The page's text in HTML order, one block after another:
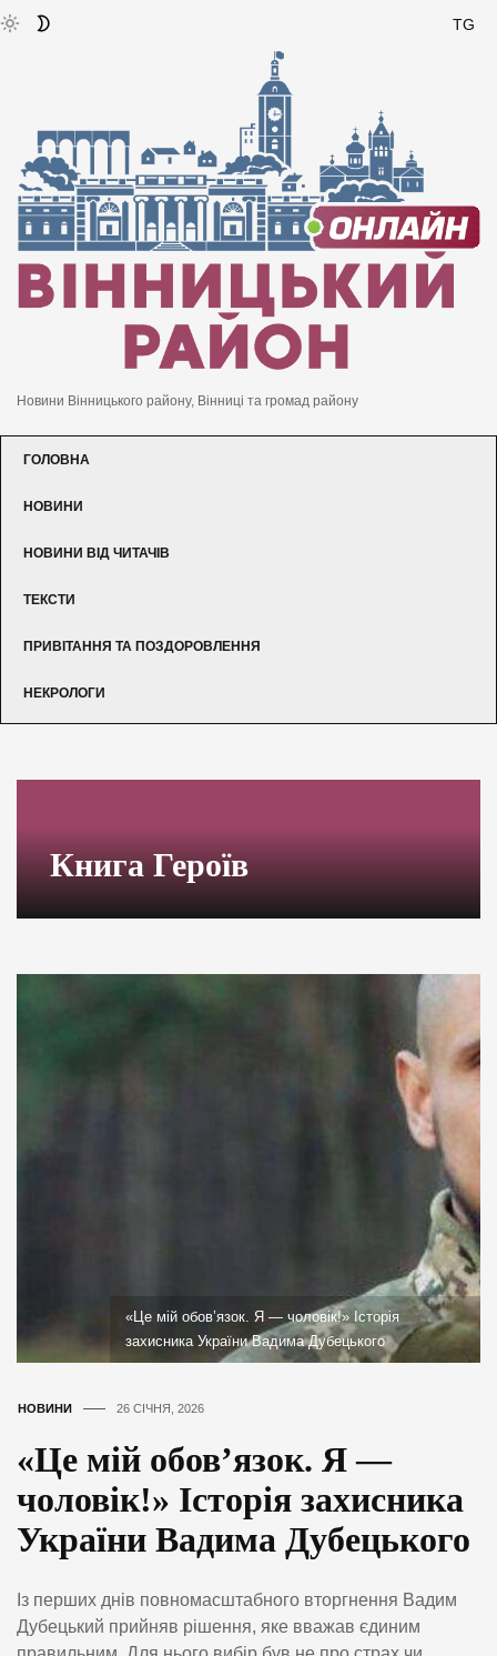
TG
Новини Вінницького району, Вінниці та громад району
ГОЛОВНА
НОВИНИ
НОВИНИ ВІД ЧИТАЧІВ
ТЕКСТИ
ПРИВІТАННЯ ТА ПОЗДОРОВЛЕННЯ
НЕКРОЛОГИ
Книга Героїв
«Це мій обов’язок. Я — чоловік!» Історія
захисника України Вадима Дубецького
НОВИНИ 26 СІЧНЯ, 2026
«Це мій обов’язок. Я —
чоловік!» Історія захисника
України Вадима Дубецького
Із перших днів повномасштабного вторгнення Вадим
Дубецький прийняв рішення, яке вважав єдиним